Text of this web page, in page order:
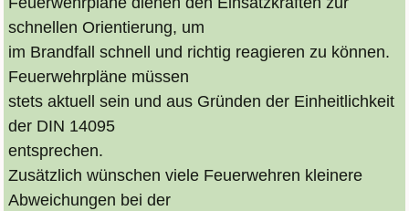
schnellen Orientierung, um
im Brandfall schnell und richtig reagieren zu können.
Feuerwehrpläne müssen
stets aktuell sein und aus Gründen der Einheitlichkeit
der DIN 14095
entsprechen.
Zusätzlich wünschen viele Feuerwehren kleinere
Abweichungen bei der